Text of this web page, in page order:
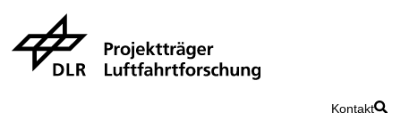
Kontakt